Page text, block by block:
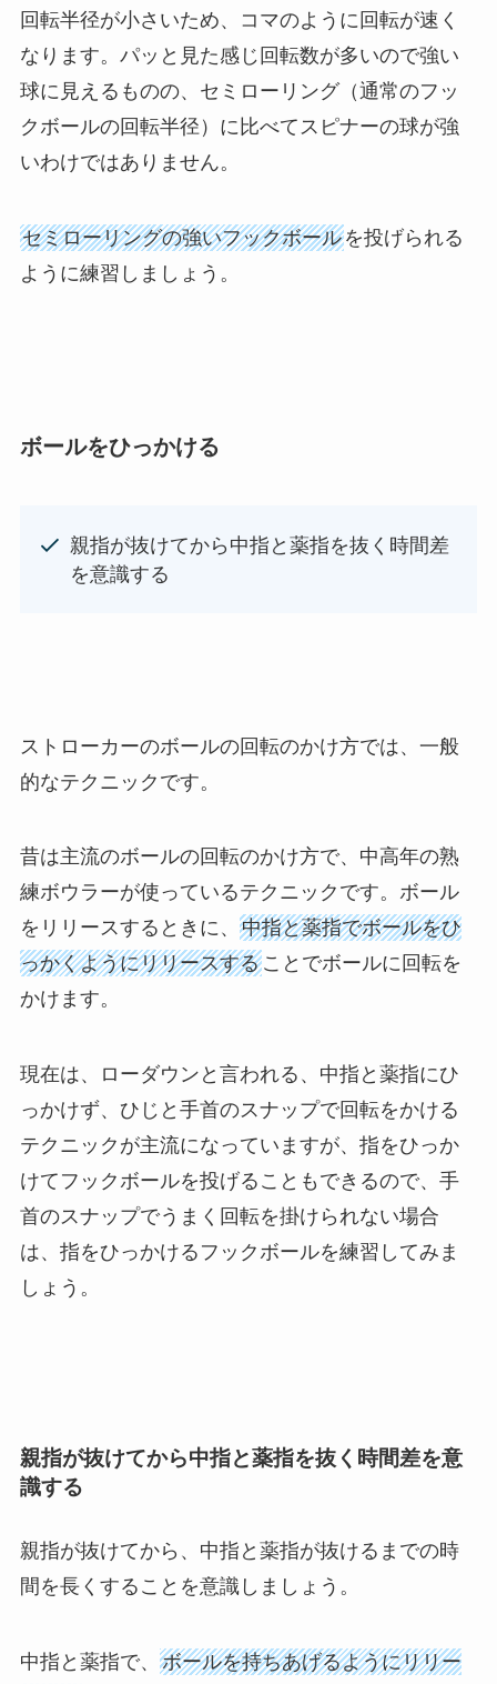
回転半径が小さいため、コマのように回転が速く
なります。パッと見た感じ回転数が多いので強い
球に見えるものの、セミローリング（通常のフッ
クボールの回転半径）に比べてスピナーの球が強
いわけではありません。
セミローリングの強いフックボールを投げられる
ように練習しましょう。
ボールをひっかける
親指が抜けてから中指と薬指を抜く時間差
を意識する
ストローカーのボールの回転のかけ方では、一般
的なテクニックです。
昔は主流のボールの回転のかけ方で、中高年の熟
練ボウラーが使っているテクニックです。ボール
をリリースするときに、 中指と薬指でボールをひ
っかくようにリリースすることでボールに回転を
かけます。
現在は、ローダウンと言われる、中指と薬指にひ
っかけず、ひじと手首のスナップで回転をかける
テクニックが主流になっていますが、指をひっか
けてフックボールを投げることもできるので、手
首のスナップでうまく回転を掛けられない場合
は、指をひっかけるフックボールを練習してみま
しょう。
親指が抜けてから中指と薬指を抜く時間差を意
識する
親指が抜けてから、中指と薬指が抜けるまでの時
間を長くすることを意識しましょう。
中指と薬指で、 ボールを持ちあげるようにリリー